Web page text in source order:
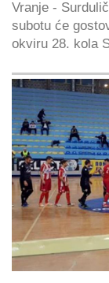
Vranje -
subotu će
okviru 28. kola